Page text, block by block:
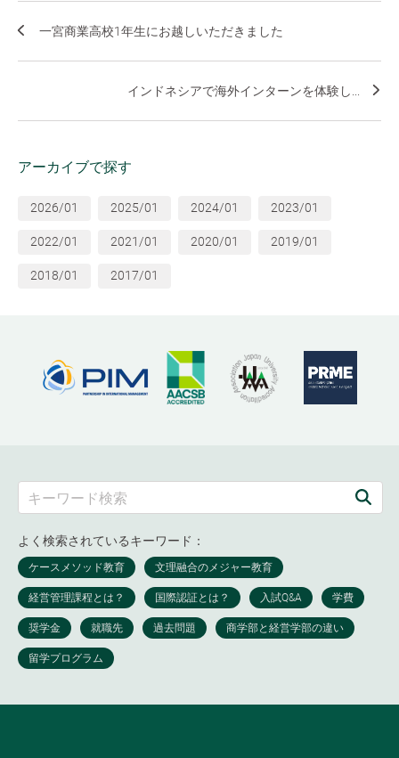
一宮商業高校1年生にお越しいただきました
インドネシアで海外インターンを体験し...
アーカイブで探す
2026/01 2025/01 2024/01 2023/01
2022/01 2021/01 2020/01 2019/01
2018/01 2017/01
よく検索されているキーワード：